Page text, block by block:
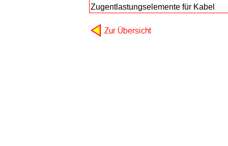
Zugentlastungselemente für Kabel